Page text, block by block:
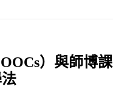
）與師博課